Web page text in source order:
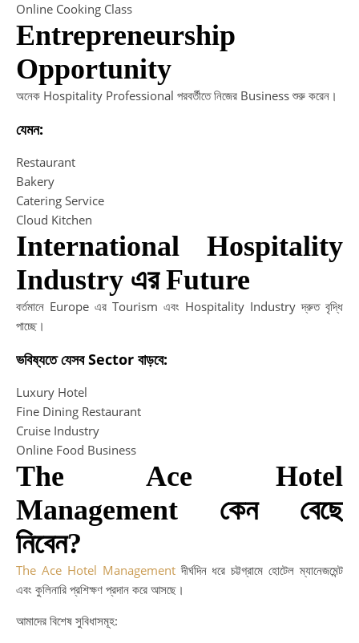
Online Cooking Class
Entrepreneurship
Opportunity
অনেক Hospitality Professional পরবর্তীতে নিজের Business শুরু করেন।
যেমন:
Restaurant
Bakery
Catering Service
Cloud Kitchen
International Hospitality
Industry এর Future
বর্তমানে Europe এর Tourism এবং Hospitality Industry দ্রুত বৃদ্ধি
পাচ্ছে।
ভবিষ্যতে যেসব Sector বাড়বে:
Luxury Hotel
Fine Dining Restaurant
Cruise Industry
Online Food Business
The Ace Hotel
Management কেন বেছে
নিবেন?
The Ace Hotel Managementদীর্ঘদিন ধরে চট্টগ্রামে হোটেল ম্যানেজমেন্ট
এবং কুলিনারি প্রশিক্ষণ প্রদান করে আসছে।
আমাদের বিশেষ সুবিধাসমূহ: